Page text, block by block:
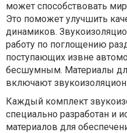
может способствовать
Это поможет улучшить
динамиков.
работу по поглощению
поступающих извне
бесшумным. Материалы
включают
Каждый комплект
специально разработан и
материалов для